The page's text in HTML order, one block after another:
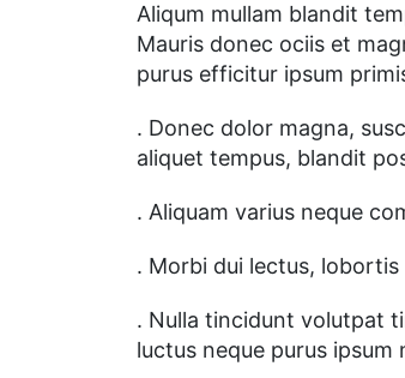
Aliqum mullam blandit
Mauris donec ociis et
purus efficitur ipsum
. Donec dolor magna,
aliquet tempus, blandit
. Aliquam varius neque
. Morbi dui lectus,
. Nulla tincidunt volutpat
luctus neque purus ipsum